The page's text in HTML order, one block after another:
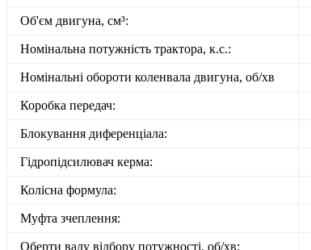
Об'єм двигуна, см³:
Номінальна потужність трактора, к.с.:
Номінальні обороти коленвала двигуна, об/хв
Коробка передач:
Блокування диференціала:
Гідропідсилювач керма:
Колісна формула:
Муфта зчеплення:
Оберти валу відбору потужності, об/хв: